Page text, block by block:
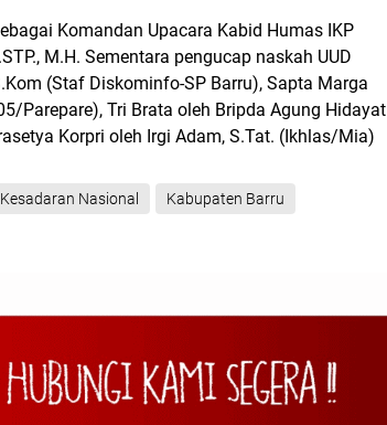
Komandan Upacara Kabid Humas IKP
M.H. Sementara pengucap naskah UUD
(Staf Diskominfo-SP Barru), Sapta Marga
Parepare), Tri Brata oleh Bripda Agung Hidayat
Korpri oleh Irgi Adam, S.Tat. (Ikhlas/Mia)
Nasional Kabupaten Barru